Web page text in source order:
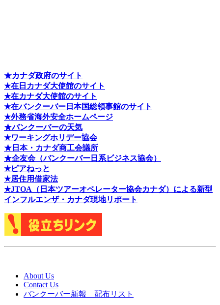
★カナダ政府のサイト
★在日カナダ大使館のサイト
★在カナダ大使館のサイト
★在バンクーバー日本国総領事館のサイト
★外務省海外安全ホームページ
★バンクーバーの天気
★ワーキングホリデー協会
★日本・カナダ商工会議所
★企友会（バンクーバー日系ビジネス協会）
★ピアねっと
★居住用借家法
★JTOA（日本ツアーオペレーター協会カナダ）による新型
インフルエンザ・カナダ現地リポート
About Us
Contact Us
バンクーバー新報 配布リスト